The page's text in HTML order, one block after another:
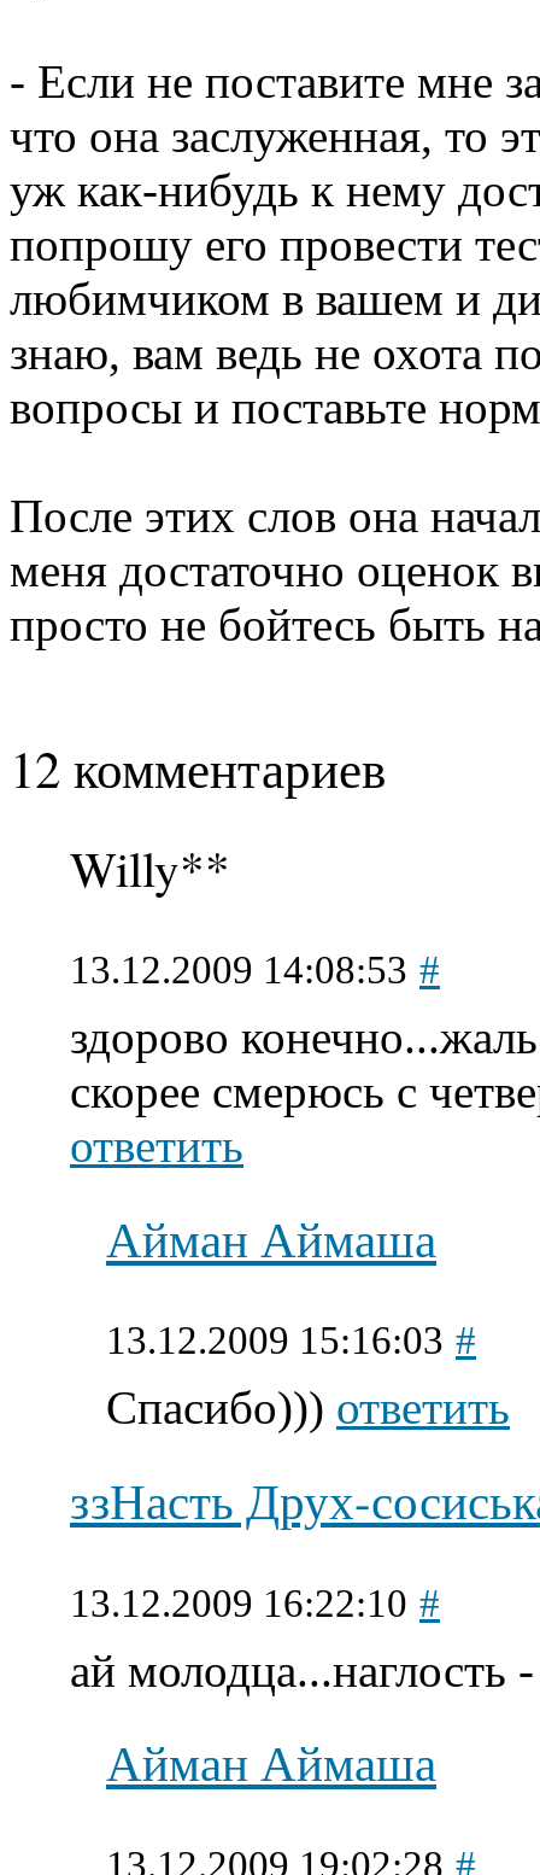
- Если не поставите мне
что она заслуженная, то
уж как-нибудь к нему
попрошу его провести
любимчиком в вашем и
знаю, вам ведь не охота
вопросы и поставьте
После этих слов она
меня достаточно оценок
просто не бойтесь быть
12 комментариев
Willy**
13.12.2009 14:08:53 #
здорово
скорее смерюсь с
ответить
Айман Аймаша
13.12.2009 15:16:03 #
Спасибо))) ответить
ззНасть Друх-
13.12.2009 16:22:10 #
ай молодца...наглость
Айман Аймаша
13.12.2009 19:02:28 #